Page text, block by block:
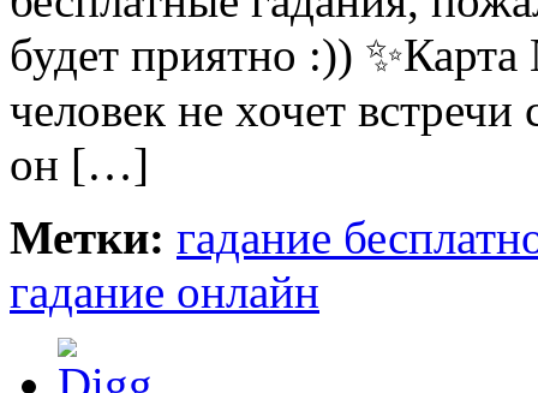
будет приятно :))
человек не хочет
он […]
Метки: гадание
гадание онлайн